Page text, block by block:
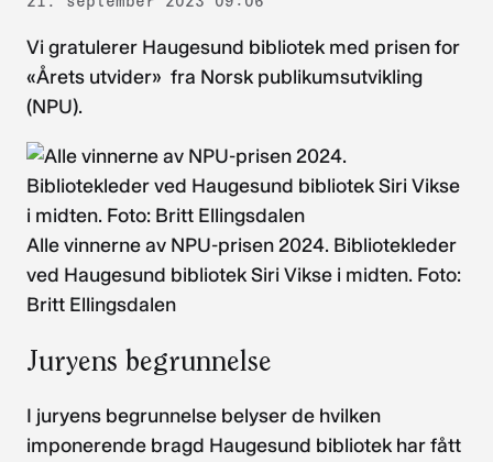
Vi gratulerer Haugesund bibliotek med prisen for
«Årets utvider» fra Norsk publikumsutvikling
(NPU).
Alle vinnerne av NPU-prisen 2024. Bibliotekleder
ved Haugesund bibliotek Siri Vikse i midten. Foto:
Britt Ellingsdalen
Juryens begrunnelse
I juryens begrunnelse belyser de hvilken
imponerende bragd Haugesund bibliotek har fått